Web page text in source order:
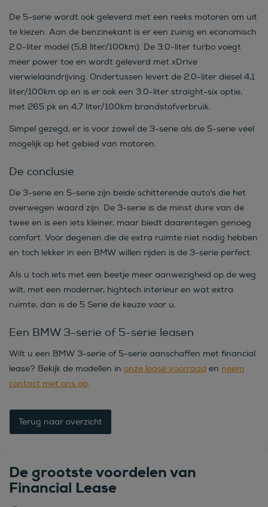
De 5-serie wordt ook geleverd met een reeks motoren om uit
te kiezen. Aan de benzinekant is er een zuinig en economisch
2.0-liter model (5,8 liter/100km). De 3.0-liter turbo voegt
meer power toe en wordt geleverd met xDrive
vierwielaandrijving. Ondertussen levert de 2.0-liter diesel 4,1
liter/100km op en is er ook een 3.0-liter straight-six optie,
met 265 pk en 4,7 liter/100km brandstofverbruik.
Simpel gezegd, er is voor zowel de 3-serie als de 5-serie veel
mogelijk op het gebied van motoren.
De conclusie
De 3-serie en 5-serie zijn beide schitterende auto's die het
overwegen waard zijn. De 3-serie is de minst dure van de
twee en is een iets kleiner, maar biedt daarentegen genoeg
comfort. Voor degenen die de extra ruimte niet nodig hebben
en toch lekker in een BMW willen rijden is de 3-serie perfect.
Als u toch iets met een beetje meer aanwezigheid op de weg
wilt, met een moderner, hightech interieur en wat extra
ruimte, dan is de 5 Serie de keuze voor u.
Een BMW 3-serie of 5-serie leasen
Wilt u een BMW 3-serie of 5-serie aanschaffen met financial
lease? Bekijk de modellen in onze lease voorraad en neem
contact met ons op.
Terug naar overzicht
De grootste voordelen van
Financial Lease